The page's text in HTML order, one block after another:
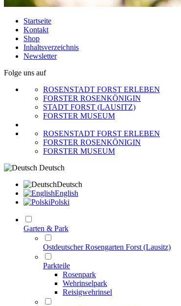
Startseite
Kontakt
Shop
Inhaltsverzeichnis
Newsletter
Folge uns auf
ROSENSTADT FORST ERLEBEN
FORSTER ROSENKÖNIGIN
STADT FORST (LAUSITZ)
FORSTER MUSEUM
ROSENSTADT FORST ERLEBEN
FORSTER ROSENKÖNIGIN
FORSTER MUSEUM
Deutsch
Deutsch
English
Polski
Garten & Park
Ostdeutscher Rosengarten Forst (Lausitz)
Parkteile
Rosenpark
Wehrinselpark
Reisigwehrinsel